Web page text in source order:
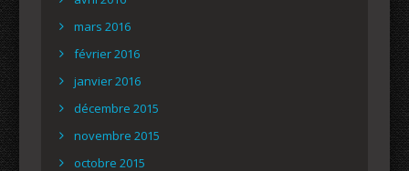
mars 2016
février 2016
janvier 2016
décembre 2015
novembre 2015
octobre 2015